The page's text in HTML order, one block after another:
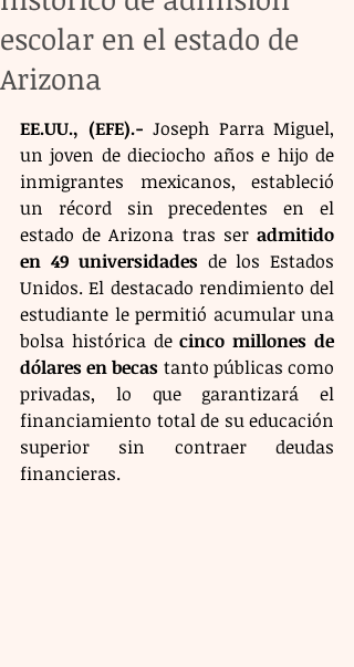
escolar en el estado de
Arizona
EE.UU., (EFE).- Joseph Parra Miguel,
un joven de dieciocho años e hijo de
inmigrantes mexicanos, estableció
un récord sin precedentes en el
estado de Arizona tras ser admitido
en 49 universidades de los Estados
Unidos. El destacado rendimiento del
estudiante le permitió acumular una
bolsa histórica de cinco millones de
dólares en becas tanto públicas como
privadas, lo que garantizará el
financiamiento total de su educación
superior sin contraer deudas
financieras.